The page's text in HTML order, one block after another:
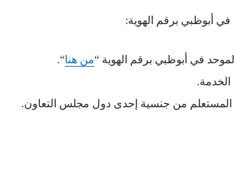
أبوظبي برقم الهوية:
في أبوظبي برقم الهوية “من هنا“.
من جنسية إحدى دول مجلس التعاون.